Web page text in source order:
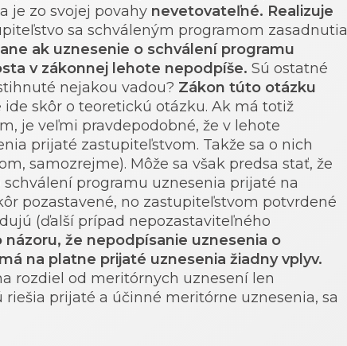
je zo svojej povahy nevetovateľné. Realizuje
sa schváleným programom zasadnutia
ak uznesenie o schválení programu
v zákonnej lehote nepodpíše. Sú ostatné
nejakou vadou? Zákon túto otázku
ide skôr o teoretickú otázku. Ak má totiž
je veľmi pravdepodobné, že v lehote
prijaté zastupiteľstvom. Takže sa o nich
samozrejme). Môže sa však predsa stať, že
programu uznesenia prijaté na
pozastavené, no zastupiteľstvom potvrdené
(ďalší prípad nepozastaviteľného
názoru, že nepodpísanie uznesenia o
na platne prijaté uznesenia žiadny vplyv.
rozdiel od meritórnych uznesení len
prijaté a účinné meritórne uznesenia, sa